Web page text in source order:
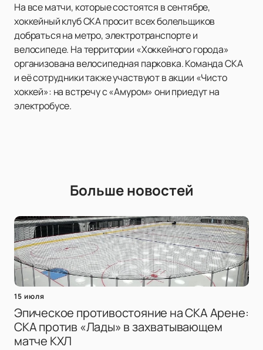
На все матчи, которые состоятся в сентябре,
хоккейный клуб СКА просит всех болельщиков
добраться на метро, электротранспорте и
велосипеде. На территории «Хоккейного города»
организована велосипедная парковка. Команда СКА
и её сотрудники также участвуют в акции «Чисто
хоккей»: на встречу с «Амуром» они приедут на
электробусе.
Больше новостей
15 июля
Эпическое противостояние на СКА Арене:
СКА против «Лады» в захватывающем
матче КХЛ